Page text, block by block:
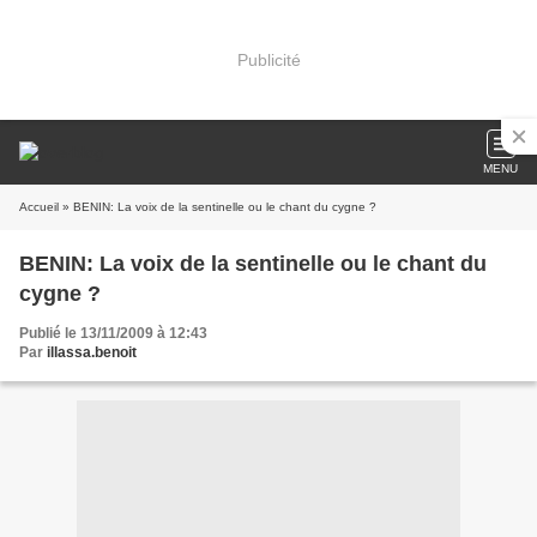
Publicité
MENU
Accueil » BENIN: La voix de la sentinelle ou le chant du cygne ?
BENIN: La voix de la sentinelle ou le chant du
cygne ?
Publié le 13/11/2009 à 12:43
Par illassa.benoit